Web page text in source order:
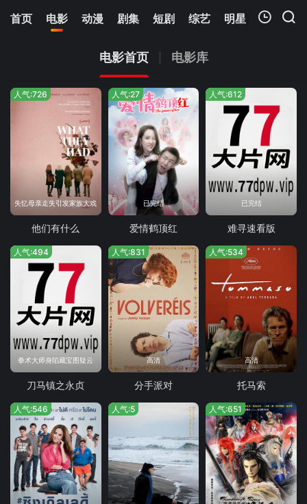
首页 电影 动漫 剧集 短剧 综艺 明星 周表
我的观影记录
暂无观看影片的记录
电影首页 电影库
失忆母亲走失引发家族大戏
人气:726
他们有什么
已完结
人气:27
爱情鹤顶红
已完结
人气:612
难寻速看版
拳术大师身陷藏宝图疑云
人气:494
刀马镇之永贞
高清
人气:831
分手派对
高清
人气:534
托马索
人气:546 人气:5 人气:651